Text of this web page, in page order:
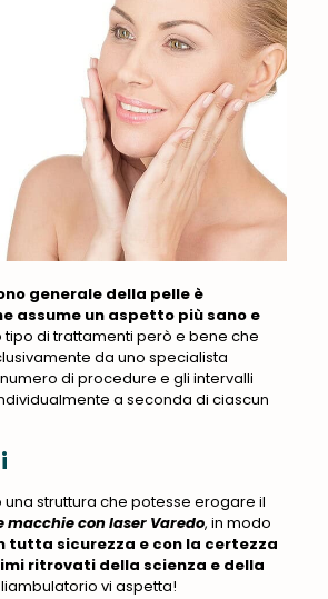
generale della pelle è
assume un aspetto più sano e
tipo di trattamenti però e bene che
da uno specialista
di procedure e gli intervalli
a seconda di ciascun
struttura che potesse erogare il
macchie con laser Varedo, in modo
tutta sicurezza e con la certezza
ritrovati della scienza e della
vi aspetta!